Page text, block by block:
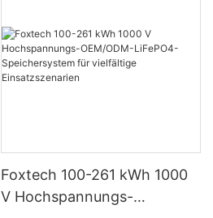
Foxtech 100-261 kWh 1000
V Hochspannungs-